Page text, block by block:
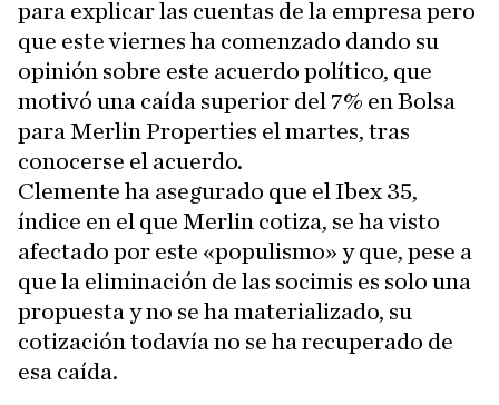
para explicar las cuentas de la empresa pero
que este viernes ha comenzado dando su
opinión sobre este acuerdo político, que
motivó una caída superior del 7% en Bolsa
para Merlin Properties el martes, tras
conocerse el acuerdo.
Clemente ha asegurado que el Ibex 35,
índice en el que Merlin cotiza, se ha visto
afectado por este «populismo» y que, pese a
que la eliminación de las socimis es solo una
propuesta y no se ha materializado, su
cotización todavía no se ha recuperado de
esa caída.